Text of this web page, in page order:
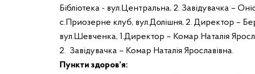
Бібліотека - вул.Центральна, 2. Завідувачка –
с.Приозерне клуб, вул.Долішня, 2. Директор –
вул.Шевченка, 1.Директор – Комар Наталія
2. Завідувачка – Комар Наталія Ярославівна.
Пункти здоров’я: